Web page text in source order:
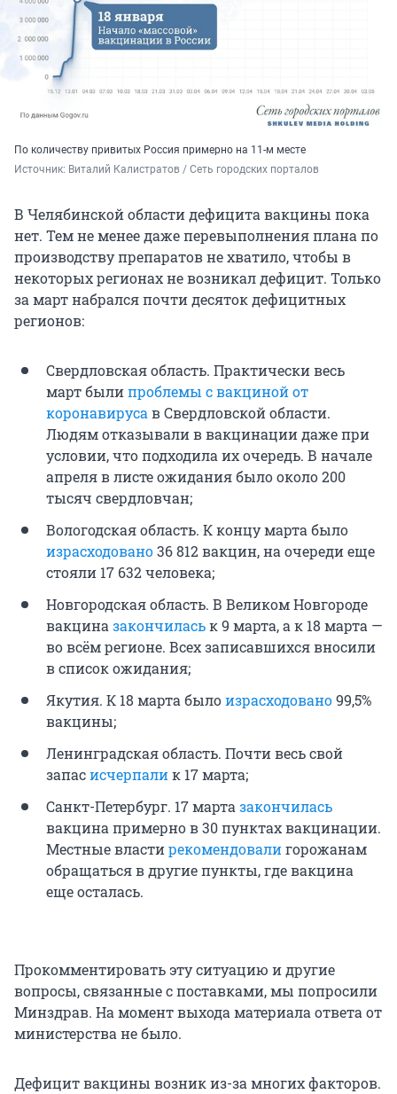
По количеству привитых Россия примерно на 11-м месте
Источник: Виталий Калистратов / Сеть городских порталов
В Челябинской области дефицита вакцины пока
нет. Тем не менее даже перевыполнения плана по
производству препаратов не хватило, чтобы в
некоторых регионах не возникал дефицит. Только
за март набрался почти десяток дефицитных
регионов:
Свердловская область. Практически весь
март былипроблемы с вакциной от
коронавирусав Свердловской области.
Людям отказывали в вакцинации даже при
условии, что подходила их очередь. В начале
апреля в листе ожидания было около 200
тысяч свердловчан;
Вологодская область. К концу марта было
израсходовано36 812 вакцин, на очереди еще
стояли 17 632 человека;
Новгородская область. В Великом Новгороде
вакциназакончиласьк 9 марта, а к 18 марта —
во всём регионе. Всех записавшихся вносили
в список ожидания;
Якутия. К 18 марта былоизрасходовано99,5%
вакцины;
Ленинградская область. Почти весь свой
запасисчерпалик 17 марта;
Санкт-Петербург. 17 мартазакончилась
вакцина примерно в 30 пунктах вакцинации.
Местные властирекомендовалигорожанам
обращаться в другие пункты, где вакцина
еще осталась.
Прокомментировать эту ситуацию и другие
вопросы, связанные с поставками, мы попросили
Минздрав. На момент выхода материала ответа от
министерства не было.
Дефицит вакцины возник из-за многих факторов.